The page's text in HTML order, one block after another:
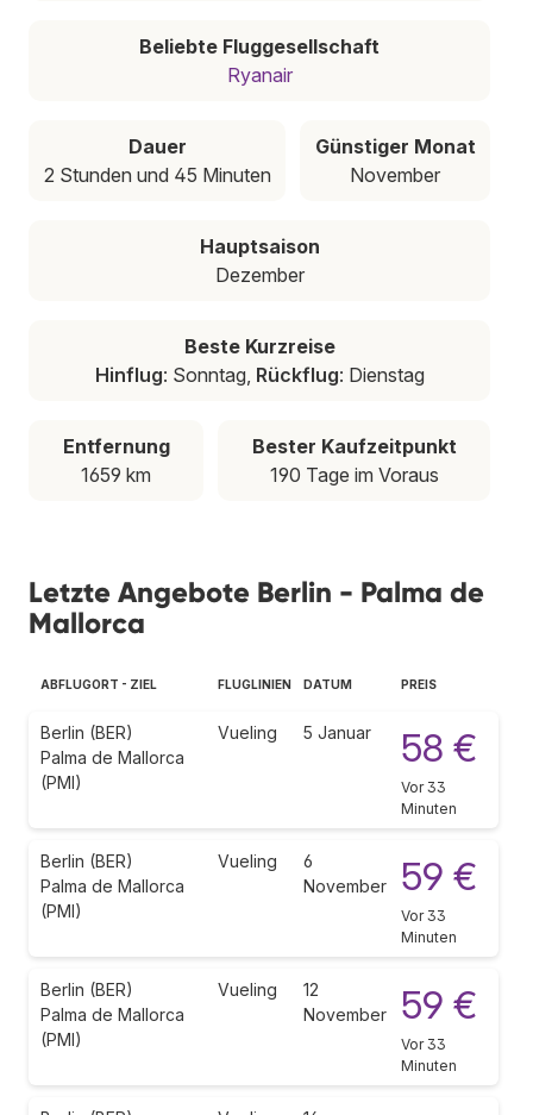
Beliebte Fluggesellschaft
Ryanair
Dauer
2 Stunden und 45 Minuten
Günstiger Monat
November
Hauptsaison
Dezember
Beste Kurzreise
Hinflug: Sonntag, Rückflug: Dienstag
Entfernung
1659 km
Bester Kaufzeitpunkt
190 Tage im Voraus
Letzte Angebote Berlin - Palma de
Mallorca
ABFLUGORT - ZIEL FLUGLINIEN DATUM PREIS
Berlin (BER)
Palma de Mallorca
(PMI)
Vueling 5 Januar 58 €
Vor 33
Minuten
Berlin (BER)
Palma de Mallorca
(PMI)
Vueling
6
November
59 €
Vor 33
Minuten
Berlin (BER)
Palma de Mallorca
(PMI)
Vueling
12
November
59 €
Vor 33
Minuten